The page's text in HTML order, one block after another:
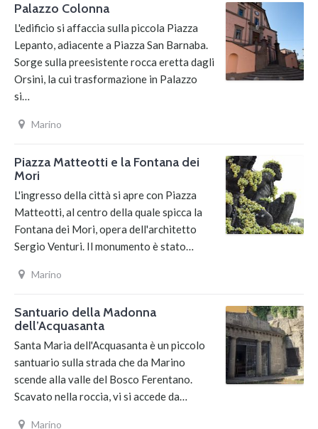
Palazzo Colonna
L'edificio si affaccia sulla piccola Piazza
Lepanto, adiacente a Piazza San Barnaba.
Sorge sulla preesistente rocca eretta dagli
Orsini, la cui trasformazione in Palazzo
si…
Marino
Piazza Matteotti e la Fontana dei
Mori
L'ingresso della città si apre con Piazza
Matteotti, al centro della quale spicca la
Fontana dei Mori, opera dell'architetto
Sergio Venturi. Il monumento è stato…
Marino
Santuario della Madonna
dell’Acquasanta
Santa Maria dell'Acquasanta è un piccolo
santuario sulla strada che da Marino
scende alla valle del Bosco Ferentano.
Scavato nella roccia, vi si accede da…
Marino